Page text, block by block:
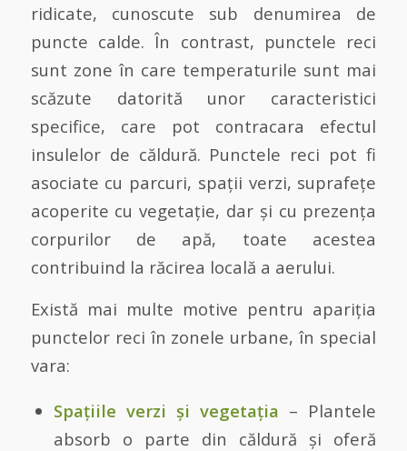
ridicate, cunoscute sub denumirea de
puncte calde. În contrast, punctele reci
sunt zone în care temperaturile sunt mai
scăzute datorită unor caracteristici
specifice, care pot contracara efectul
insulelor de căldură. Punctele reci pot fi
asociate cu parcuri, spații verzi, suprafețe
acoperite cu vegetație, dar și cu prezența
corpurilor de apă, toate acestea
contribuind la răcirea locală a aerului.
Există mai multe motive pentru apariția
punctelor reci în zonele urbane, în special
vara:
Spațiile verzi și vegetația – Plantele
absorb o parte din căldură și oferă